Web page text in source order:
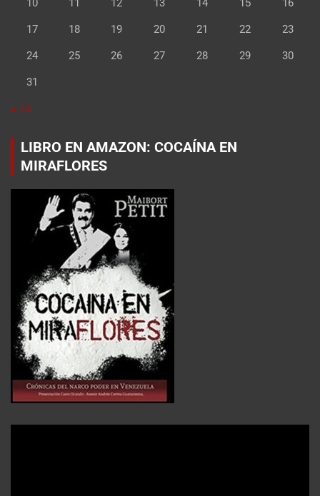
10 11 12 13 14 15 16
17 18 19 20 21 22 23
24 25 26 27 28 29 30
31
« Jul
LIBRO EN AMAZON: COCAÍNA EN
MIRAFLORES